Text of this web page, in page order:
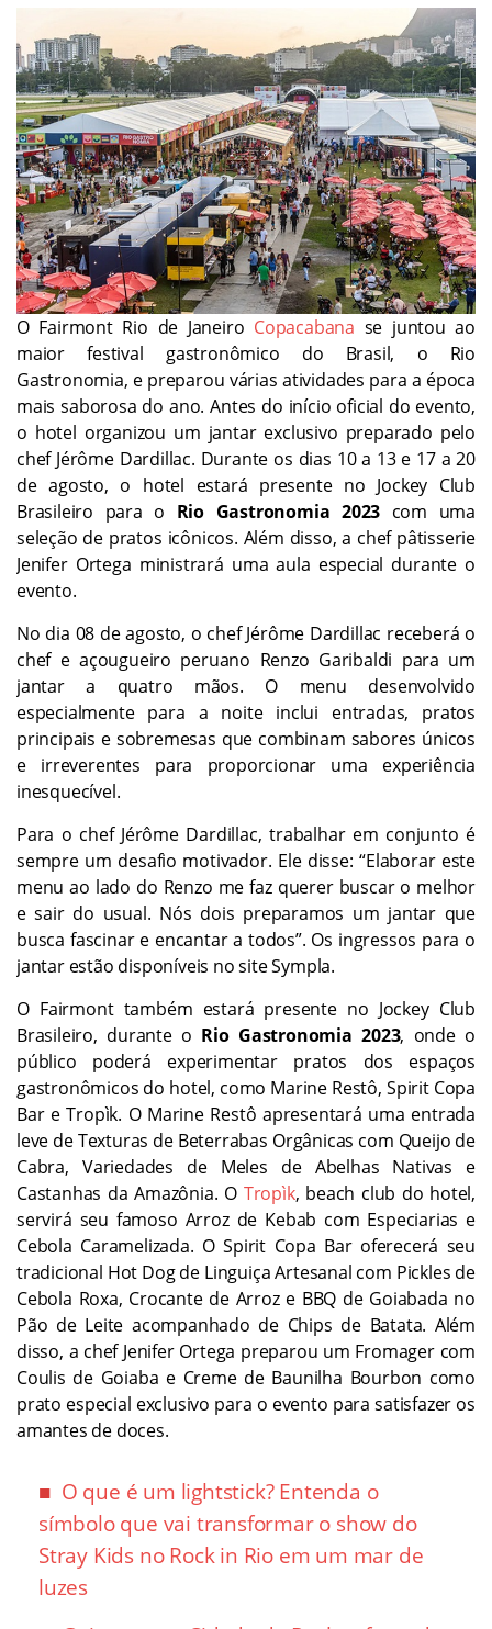
O Fairmont Rio de Janeiro Copacabana se juntou ao
maior festival gastronômico do Brasil, o Rio
Gastronomia, e preparou várias atividades para a época
mais saborosa do ano. Antes do início oficial do evento,
o hotel organizou um jantar exclusivo preparado pelo
chef Jérôme Dardillac. Durante os dias 10 a 13 e 17 a 20
de agosto, o hotel estará presente no Jockey Club
Brasileiro para o Rio Gastronomia 2023 com uma
seleção de pratos icônicos. Além disso, a chef pâtisserie
Jenifer Ortega ministrará uma aula especial durante o
evento.
No dia 08 de agosto, o chef Jérôme Dardillac receberá o
chef e açougueiro peruano Renzo Garibaldi para um
jantar a quatro mãos. O menu desenvolvido
especialmente para a noite inclui entradas, pratos
principais e sobremesas que combinam sabores únicos
e irreverentes para proporcionar uma experiência
inesquecível.
Para o chef Jérôme Dardillac, trabalhar em conjunto é
sempre um desafio motivador. Ele disse: “Elaborar este
menu ao lado do Renzo me faz querer buscar o melhor
e sair do usual. Nós dois preparamos um jantar que
busca fascinar e encantar a todos”. Os ingressos para o
jantar estão disponíveis no site Sympla.
O Fairmont também estará presente no Jockey Club
Brasileiro, durante o Rio Gastronomia 2023, onde o
público poderá experimentar pratos dos espaços
gastronômicos do hotel, como Marine Restô, Spirit Copa
Bar e Tropìk. O Marine Restô apresentará uma entrada
leve de Texturas de Beterrabas Orgânicas com Queijo de
Cabra, Variedades de Meles de Abelhas Nativas e
Castanhas da Amazônia. O Tropìk, beach club do hotel,
servirá seu famoso Arroz de Kebab com Especiarias e
Cebola Caramelizada. O Spirit Copa Bar oferecerá seu
tradicional Hot Dog de Linguiça Artesanal com Pickles de
Cebola Roxa, Crocante de Arroz e BBQ de Goiabada no
Pão de Leite acompanhado de Chips de Batata. Além
disso, a chef Jenifer Ortega preparou um Fromager com
Coulis de Goiaba e Creme de Baunilha Bourbon como
prato especial exclusivo para o evento para satisfazer os
amantes de doces.
O que é um lightstick? Entenda o
símbolo que vai transformar o show do
Stray Kids no Rock in Rio em um mar de
luzes